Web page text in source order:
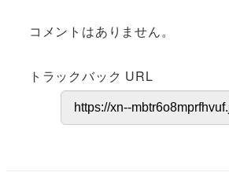
コメントはありません。
トラックバック URL